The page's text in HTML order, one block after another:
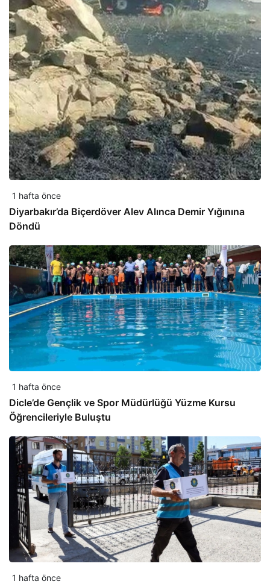
1 hafta önce
Diyarbakır’da Biçerdöver Alev Alınca Demir Yığınına
Döndü
1 hafta önce
Dicle’de Gençlik ve Spor Müdürlüğü Yüzme Kursu
Öğrencileriyle Buluştu
1 hafta önce